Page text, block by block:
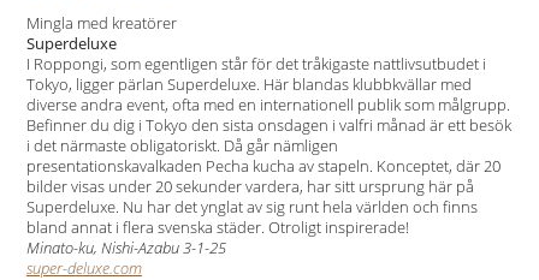
Mingla med kreatörer
Superdeluxe
I Roppongi, som egentligen står för det tråkigaste nattlivsutbudet i
Tokyo, ligger pärlan Superdeluxe. Här blandas klubbkvällar med
diverse andra event, ofta med en internationell publik som målgrupp.
Befinner du dig i Tokyo den sista onsdagen i valfri månad är ett besök
i det närmaste obligatoriskt. Då går nämligen
presentationskavalkaden Pecha kucha av stapeln. Konceptet, där 20
bilder visas under 20 sekunder vardera, har sitt ursprung här på
Superdeluxe. Nu har det ynglat av sig runt hela världen och finns
bland annat i flera svenska städer. Otroligt inspirerade!
Minato-ku, Nishi-Azabu 3-1-25
super-deluxe.com